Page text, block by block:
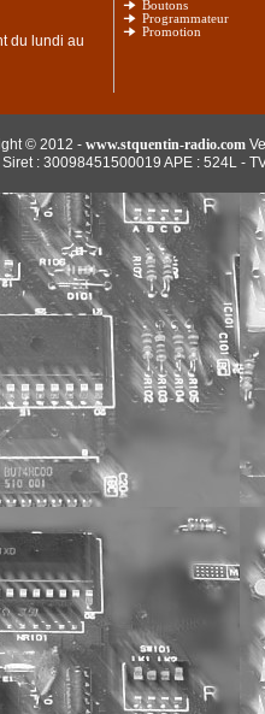
du lundi au
Boutons
Programmateur
Promotion
© 2012 - www.stquentin-radio.com
Siret : 30098451500019 APE : 524L -